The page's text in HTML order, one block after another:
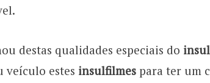
destas qualidades especiais do
veículo estes insulfilmespara ter um